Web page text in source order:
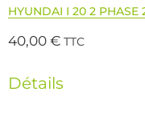
HYUNDAI I 20 2 PHASE
40,00€ TTC
Détails